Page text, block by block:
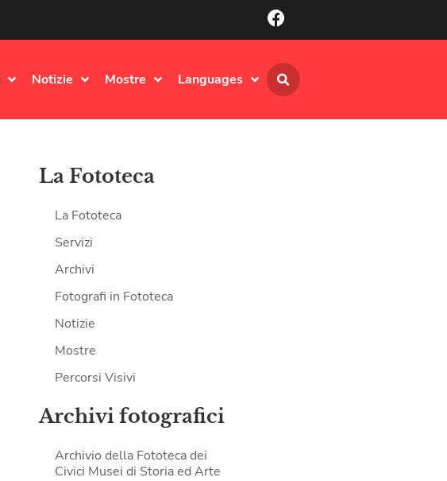
Notizie Mostre Languages
La Fototeca
La Fototeca
Servizi
Archivi
Fotografi in Fototeca
Notizie
Mostre
Percorsi Visivi
Archivi fotografici
Archivio della Fototeca dei
Civici Musei di Storia ed Arte